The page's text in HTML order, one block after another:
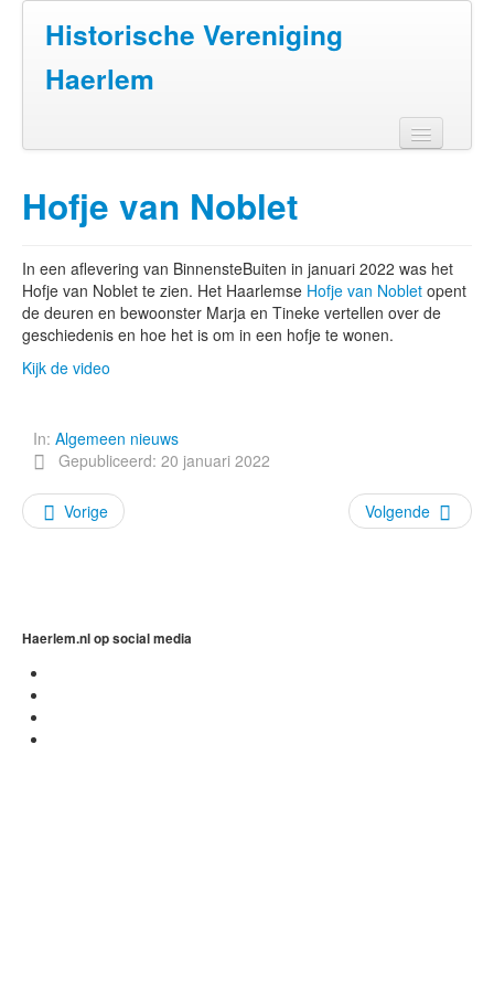
Historische Vereniging
Haerlem
Doen
Zien
Lezen
Over ons
Inloggen
Hofje van Noblet
In een aflevering van BinnensteBuiten in januari 2022 was het
Hofje van Noblet te zien. Het Haarlemse Hofje van Noblet opent
de deuren en bewoonster Marja en Tineke vertellen over de
geschiedenis en hoe het is om in een hofje te wonen.
Kijk de video
In: Algemeen nieuws
Gepubliceerd: 20 januari 2022
Vorige Volgende
Haerlem.nl op social media